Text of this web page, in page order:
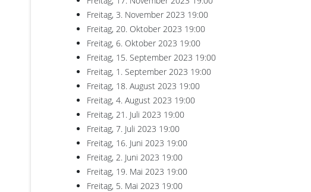
Freitag, 3. November 2023 19:00
Freitag, 20. Oktober 2023 19:00
Freitag, 6. Oktober 2023 19:00
Freitag, 15. September 2023 19:00
Freitag, 1. September 2023 19:00
Freitag, 18. August 2023 19:00
Freitag, 4. August 2023 19:00
Freitag, 21. Juli 2023 19:00
Freitag, 7. Juli 2023 19:00
Freitag, 16. Juni 2023 19:00
Freitag, 2. Juni 2023 19:00
Freitag, 19. Mai 2023 19:00
Freitag, 5. Mai 2023 19:00